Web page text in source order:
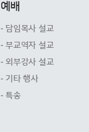
예배
- 담임목사 설교
- 부교역자 설교
- 외부강사 설교
- 기타 행사
- 특송